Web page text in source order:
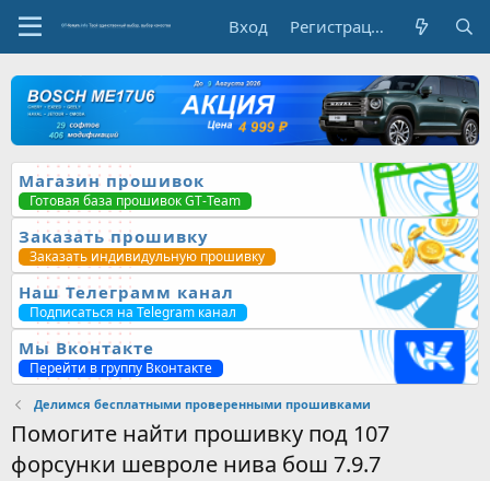
Вход Регистрация
Магазин прошивок
Готовая база прошивок GT-Team
Заказать прошивку
Заказать индивидульную прошивку
Наш Телеграмм канал
Подписаться на Telegram канал
Мы Вконтакте
Перейти в группу Вконтакте
Делимся бесплатными проверенными прошивками
Помогите найти прошивку под 107
форсунки шевроле нива бош 7.9.7